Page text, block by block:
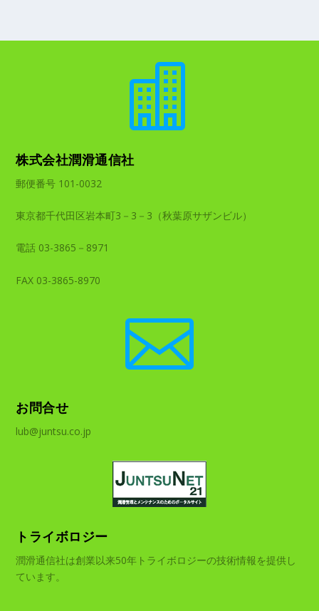

株式会社潤滑通信社
郵便番号 101-0032
東京都千代田区岩本町3－3－3（秋葉原サザンビル）
電話 03-3865－8971
FAX 03-3865-8970

お問合せ
lub@juntsu.co.jp
トライボロジー
潤滑通信社は創業以来50年トライボロジーの技術情報を提供し
ています。